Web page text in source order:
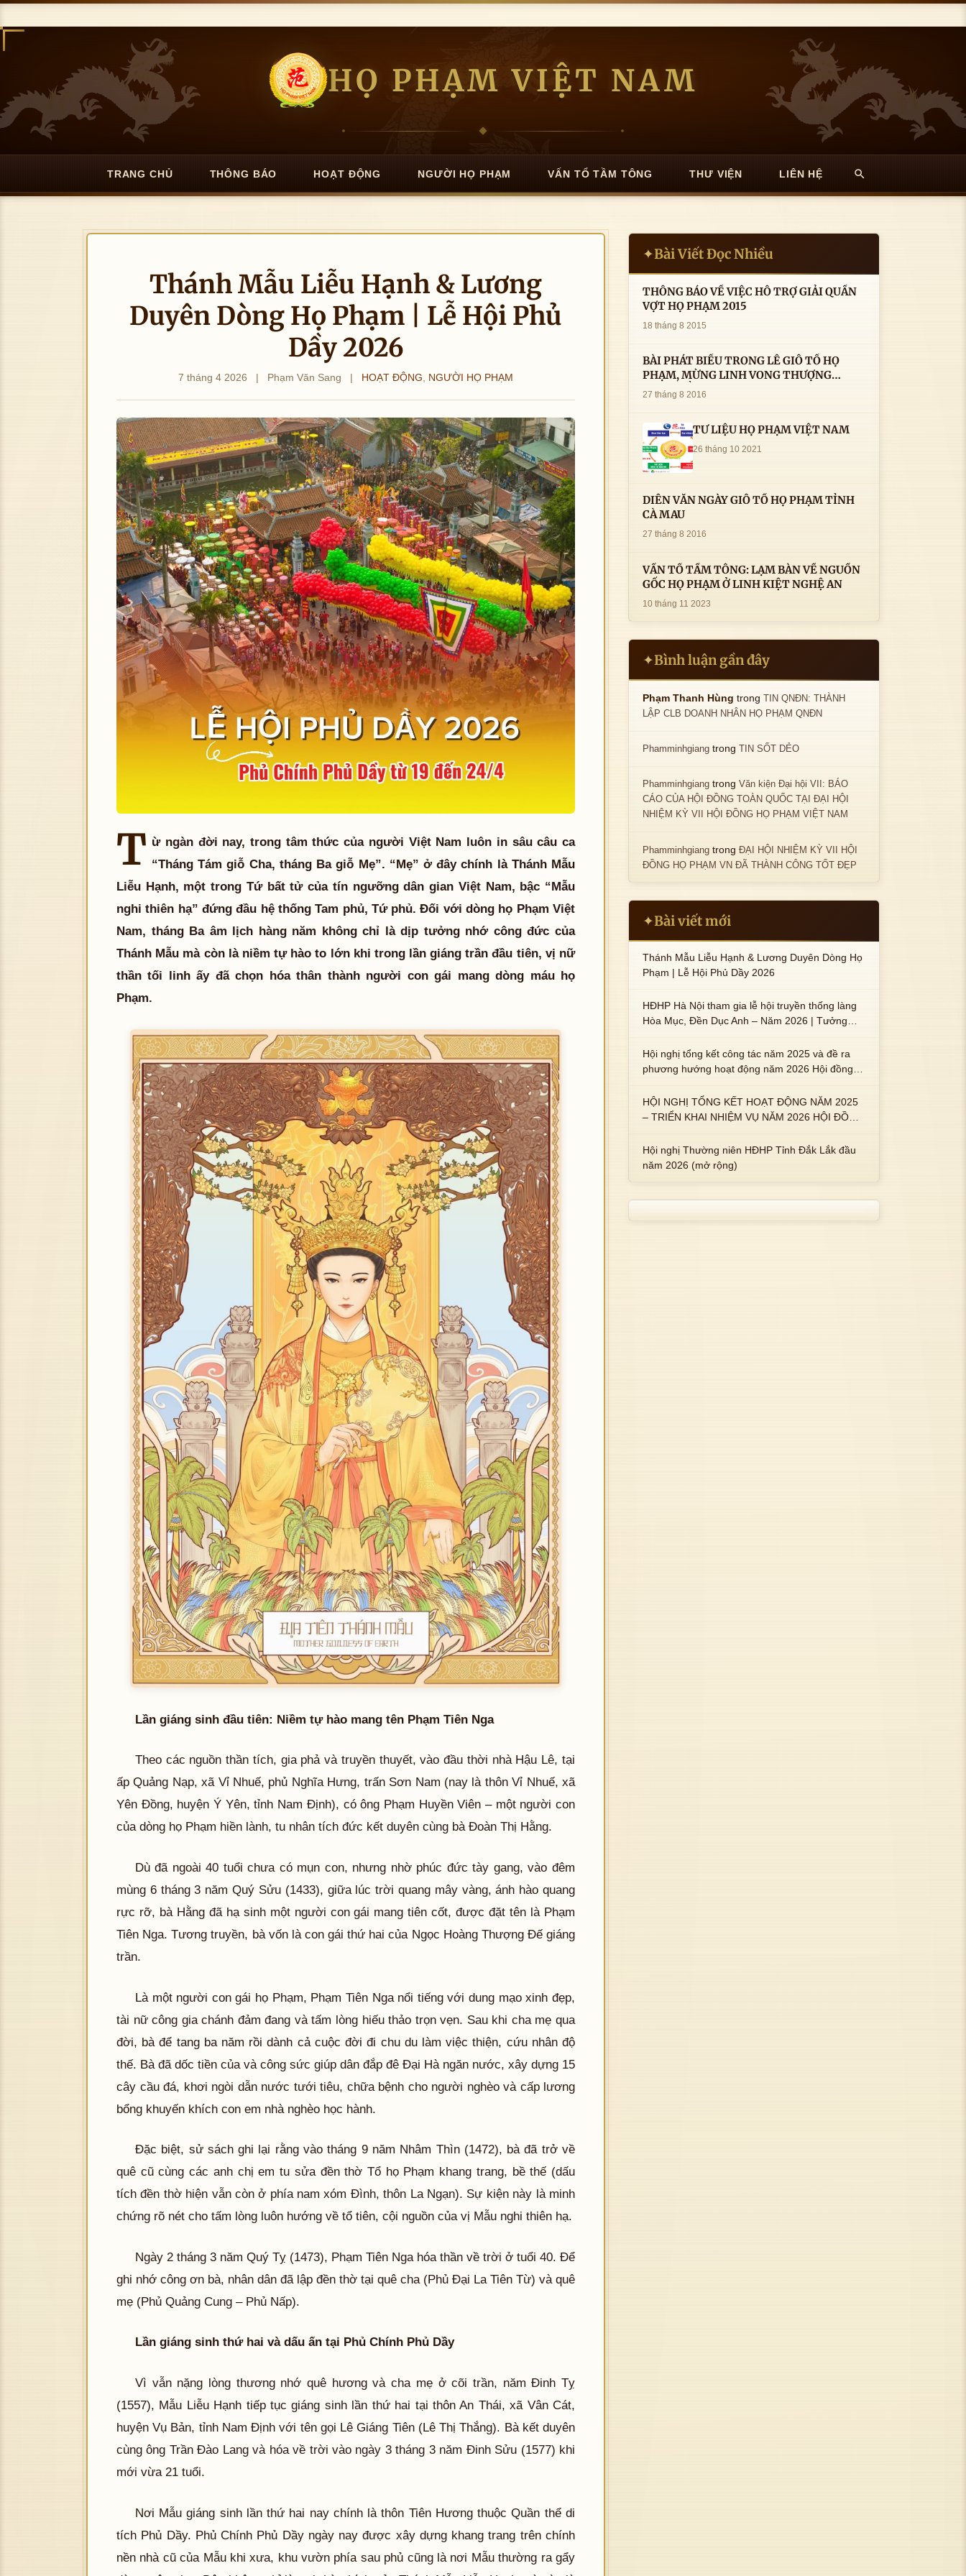
HỌ PHẠM VIỆT NAM
TRANG CHỦ THÔNG BÁO HOẠT ĐỘNG NGƯỜI HỌ PHẠM VẤN TỔ TẦM TÔNG THƯ VIỆN LIÊN HỆ
Thánh Mẫu Liễu Hạnh & Lương
Duyên Dòng Họ Phạm | Lễ Hội Phủ
Dầy 2026
7 tháng 4 2026 | Phạm Văn Sang | HOẠT ĐỘNG NGƯỜI HỌ PHẠM
T ừ ngàn đời nay, trong tâm thức của người Việt Nam luôn in sâu câu ca
“Tháng Tám giỗ Cha, tháng Ba giỗ Mẹ”. “Mẹ” ở đây chính là Thánh Mẫu
Liễu Hạnh, một trong Tứ bất tử của tín ngưỡng dân gian Việt Nam, bậc “Mẫu
nghi thiên hạ” đứng đầu hệ thống Tam phủ, Tứ phủ. Đối với dòng họ Phạm Việt
Nam, tháng Ba âm lịch hàng năm không chỉ là dịp tưởng nhớ công đức của
Thánh Mẫu mà còn là niềm tự hào to lớn khi trong lần giáng trần đầu tiên, vị nữ
thần tối linh ấy đã chọn hóa thân thành người con gái mang dòng máu họ
Phạm.
Lần giáng sinh đầu tiên: Niềm tự hào mang tên Phạm Tiên Nga
Theo các nguồn thần tích, gia phả và truyền thuyết, vào đầu thời nhà Hậu Lê, tại
ấp Quảng Nạp, xã Vỉ Nhuế, phủ Nghĩa Hưng, trấn Sơn Nam (nay là thôn Vỉ Nhuế, xã
Yên Đồng, huyện Ý Yên, tỉnh Nam Định), có ông Phạm Huyền Viên – một người con
của dòng họ Phạm hiền lành, tu nhân tích đức kết duyên cùng bà Đoàn Thị Hằng.
Dù đã ngoài 40 tuổi chưa có mụn con, nhưng nhờ phúc đức tày gang, vào đêm
mùng 6 tháng 3 năm Quý Sửu (1433), giữa lúc trời quang mây vàng, ánh hào quang
rực rỡ, bà Hằng đã hạ sinh một người con gái mang tiên cốt, được đặt tên là Phạm
Tiên Nga. Tương truyền, bà vốn là con gái thứ hai của Ngọc Hoàng Thượng Đế giáng
trần.
Là một người con gái họ Phạm, Phạm Tiên Nga nổi tiếng với dung mạo xinh đẹp,
tài nữ công gia chánh đảm đang và tấm lòng hiếu thảo trọn vẹn. Sau khi cha mẹ qua
đời, bà để tang ba năm rồi dành cả cuộc đời đi chu du làm việc thiện, cứu nhân độ
thế. Bà đã dốc tiền của và công sức giúp dân đắp đê Đại Hà ngăn nước, xây dựng 15
cây cầu đá, khơi ngòi dẫn nước tưới tiêu, chữa bệnh cho người nghèo và cấp lương
bổng khuyến khích con em nhà nghèo học hành.
Đặc biệt, sử sách ghi lại rằng vào tháng 9 năm Nhâm Thìn (1472), bà đã trở về
quê cũ cùng các anh chị em tu sửa đền thờ Tổ họ Phạm khang trang, bề thế (dấu
tích đền thờ hiện vẫn còn ở phía nam xóm Đình, thôn La Ngạn). Sự kiện này là minh
chứng rõ nét cho tấm lòng luôn hướng về tổ tiên, cội nguồn của vị Mẫu nghi thiên hạ.
Ngày 2 tháng 3 năm Quý Tỵ (1473), Phạm Tiên Nga hóa thần về trời ở tuổi 40. Để
ghi nhớ công ơn bà, nhân dân đã lập đền thờ tại quê cha (Phủ Đại La Tiên Từ) và quê
mẹ (Phủ Quảng Cung – Phủ Nấp).
Lần giáng sinh thứ hai và dấu ấn tại Phủ Chính Phủ Dầy
Vì vẫn nặng lòng thương nhớ quê hương và cha mẹ ở cõi trần, năm Đinh Tỵ
(1557), Mẫu Liễu Hạnh tiếp tục giáng sinh lần thứ hai tại thôn An Thái, xã Vân Cát,
huyện Vụ Bản, tỉnh Nam Định với tên gọi Lê Giáng Tiên (Lê Thị Thắng). Bà kết duyên
cùng ông Trần Đào Lang và hóa về trời vào ngày 3 tháng 3 năm Đinh Sửu (1577) khi
mới vừa 21 tuổi.
Nơi Mẫu giáng sinh lần thứ hai nay chính là thôn Tiên Hương thuộc Quần thể di
tích Phủ Dầy. Phủ Chính Phủ Dầy ngày nay được xây dựng khang trang trên chính
nền nhà cũ của Mẫu khi xưa, khu vườn phía sau phủ cũng là nơi Mẫu thường ra gẩy
✦Bài Viết Đọc Nhiều
THÔNG BÁO VỀ VIỆC HỖ TRỢ GIẢI QUẦN
VỢT HỌ PHẠM 2015
18 tháng 8 2015
BÀI PHÁT BIỂU TRONG LÊ GIỖ TỔ HỌ
PHẠM, MỪNG LINH VONG THƯỢNG
THỦY TỔ HỌ PHẠM AN VỊ TAI CÀ MAU- (
27 tháng 8 2016
TƯ LIỆU HỌ PHẠM VIỆT NAM
26 tháng 10 2021
DIỄN VĂN NGÀY GIỖ TỔ HỌ PHẠM TỈNH
CÀ MAU
27 tháng 8 2016
VẤN TỔ TẦM TÔNG: LẠM BÀN VỀ NGUỒN
GỐC HỌ PHẠM Ở LINH KIỆT NGHỆ AN
10 tháng 11 2023
✦Bình luận gần đây
Phạm Thanh Hùng trongTIN QNĐN: THÀNH
LẬP CLB DOANH NHÂN HỌ PHẠM QNĐN
Phamminhgiang trongTIN SỐT DẺO
Phamminhgiang trongVăn kiện Đại hội VII: BÁO
CÁO CỦA HỘI ĐỒNG TOÀN QUỐC TẠI ĐẠI HỘI
NHIỆM KỲ VII HỘI ĐỒNG HỌ PHẠM VIỆT NAM
Phamminhgiang trongĐẠI HỘI NHIỆM KỲ VII HỘI
ĐỒNG HỌ PHẠM VN ĐÃ THÀNH CÔNG TỐT ĐẸP
✦Bài viết mới
Thánh Mẫu Liễu Hạnh & Lương Duyên Dòng Họ
Phạm | Lễ Hội Phủ Dầy 2026
HĐHP Hà Nội tham gia lễ hội truyền thống làng
Hòa Mục, Đền Dục Anh – Năm 2026 | Tưởng
Phạm Thị Uyển và 2 em trai : ngài Phạm Huy,
Phạm Miện
Hội nghị tổng kết công tác năm 2025 và đề ra
phương hướng hoạt động năm 2026 Hội đồng
HỘI NGHỊ TỔNG KẾT HOẠT ĐỘNG NĂM 2025
– TRIỂN KHAI NHIỆM VỤ NĂM 2026 HỘI ĐỒNG
Hội nghị Thường niên HĐHP Tỉnh Đắk Lắk đầu
năm 2026 (mở rộng)